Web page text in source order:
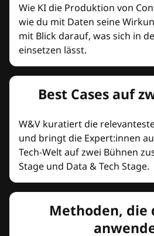
Wie KI die Produktion von
wie du mit Daten seine
mit Blick darauf, was sich in
einsetzen lässt.
Best Cases auf
W&V kuratiert die
und bringt die Expert:innen
Tech-Welt auf zwei Bühnen
Stage und Data & Tech Stage.
Methoden, die